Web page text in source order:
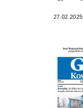
27.02.2025